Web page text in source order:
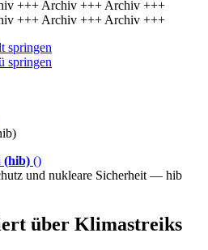
+++ Archiv +++ Archiv +++
+++ Archiv +++ Archiv +++
springen
springen
(hib) ()
und nukleare Sicherheit — hib
über Klimastreiks